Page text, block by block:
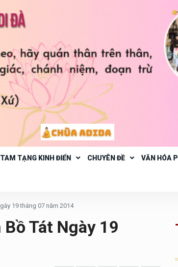
TAM TẠNG KINH ĐIỂN CHUYÊN ĐỀ VĂN HÓA
19 tháng 07 năm 2014
Tát Ngày 19